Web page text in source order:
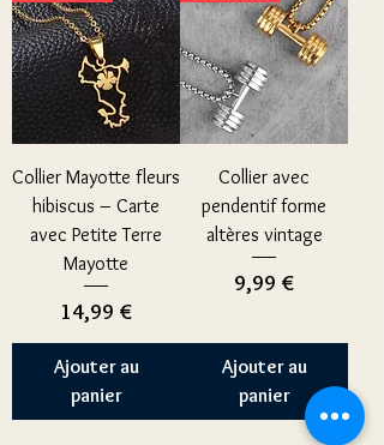
Collier Mayotte fleurs
hibiscus – Carte
avec Petite Terre
Mayotte
Prix
14,99 €
Ajouter au
panier
Collier avec
pendentif forme
altères vintage
Prix
9,99 €
Ajouter au
panier